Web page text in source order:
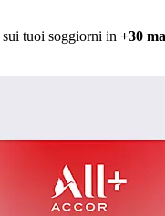
sui tuoi soggiorni in +30